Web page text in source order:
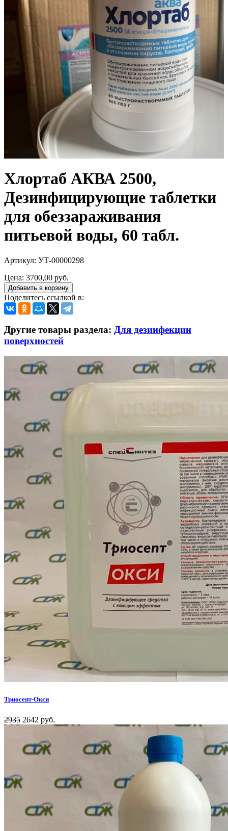
Хлортаб АКВА 2500,
Дезинфицирующие таблетки
для обеззараживания
питьевой воды, 60 табл.
Артикул: УТ-00000298
Цена: 3700,00 руб.
Добавить в корзину
Поделитесь ссылкой в:
Другие товары раздела: Для дезинфекции
поверхностей
Триосепт-Окси
2935 2642 руб.